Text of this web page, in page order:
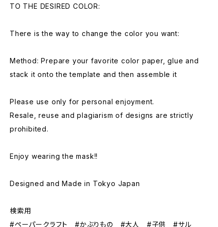
TO THE DESIRED COLOR:
There is the way to change the color you want:
Method: Prepare your favorite color paper, glue and
stack it onto the template and then assemble it
Please use only for personal enjoyment.
Resale, reuse and plagiarism of designs are strictly
prohibited.
Enjoy wearing the mask!!
Designed and Made in Tokyo Japan
検索用
#ペーパークラフト #かぶりもの #大人 #子供 #サル